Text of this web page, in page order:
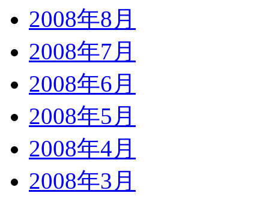
2008年8月
2008年7月
2008年6月
2008年5月
2008年4月
2008年3月